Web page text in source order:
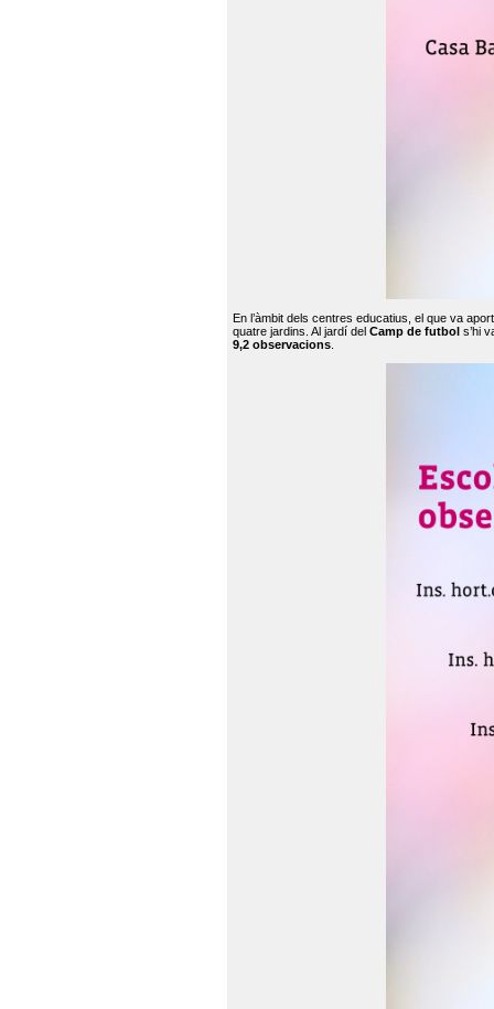
En l’àmbit dels centres educatius, el que va
quatre jardins. Al jardí del Camp de futbol s’hi
9,2 observacions